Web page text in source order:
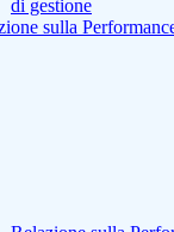
di gestione
sulla